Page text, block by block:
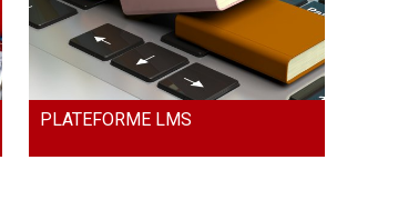
PLATEFORME LMS